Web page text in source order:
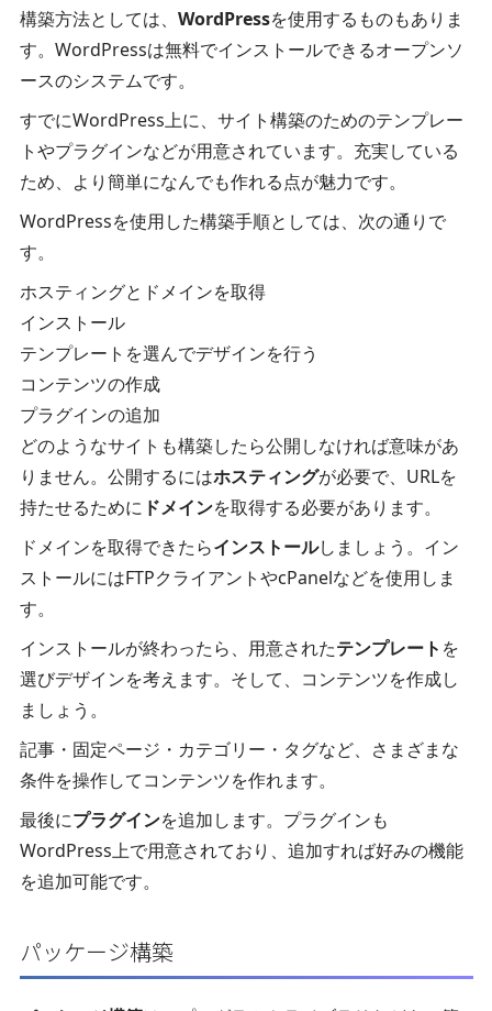
構築方法としては、 WordPressを使用するものもありま
す。WordPressは無料でインストールできるオープンソ
ースのシステムです。
すでにWordPress上に、サイト構築のためのテンプレー
トやプラグインなどが用意されています。充実している
ため、より簡単になんでも作れる点が魅力です。
WordPressを使用した構築手順としては、次の通りで
す。
ホスティングとドメインを取得
インストール
テンプレートを選んでデザインを行う
コンテンツの作成
プラグインの追加
どのようなサイトも構築したら公開しなければ意味があ
りません。公開するにはホスティングが必要で、URLを
持たせるために ドメインを取得する必要があります。
ドメインを取得できたらインストールしましょう。イン
ストールにはFTPクライアントやcPanelなどを使用しま
す。
インストールが終わったら、用意されたテンプレート を
選びデザインを考えます。そして、コンテンツを作成し
ましょう。
記事・固定ページ・カテゴリー・タグなど、さまざまな
条件を操作してコンテンツを作れます。
最後にプラグインを追加します。プラグインも
WordPress上で用意されており、追加すれば好みの機能
を追加可能です。
パッケージ構築